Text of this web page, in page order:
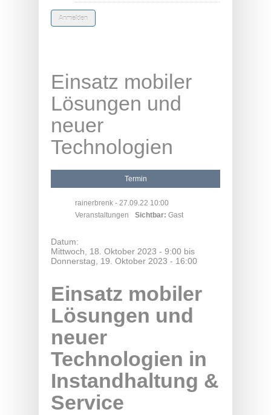
Einsatz mobiler
Lösungen und
neuer
Technologien
Termin
rainerbrenk - 27.09.22 10:00
Veranstaltungen
Sichtbar: Gast
Datum:
Mittwoch, 18. Oktober 2023 - 9:00 bis
Donnerstag, 19. Oktober 2023 - 16:00
Einsatz mobiler
Lösungen und
neuer
Technologien in
Instandhaltung &
Service